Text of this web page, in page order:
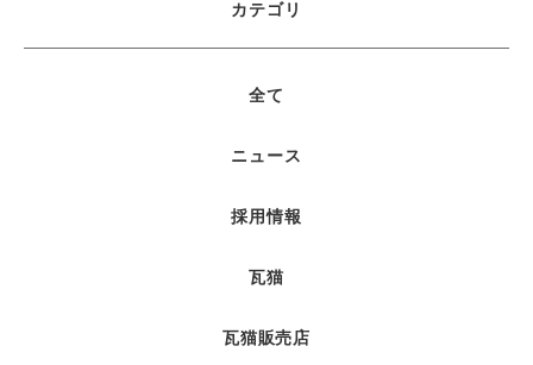
カテゴリ
全て
ニュース
採用情報
瓦猫
瓦猫販売店